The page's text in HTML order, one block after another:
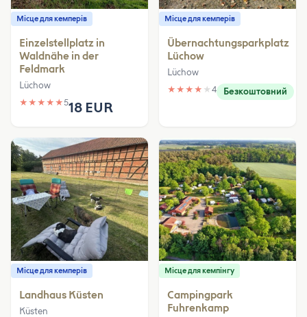
Місце для кемперів
Einzelstellplatz in
Waldnähe in der
Feldmark
Lüchow
★ ★ ★ ★ ★518 EUR
Місце для кемперів
Übernachtungsparkplatz
Lüchow
Lüchow
★ ★ ★ ★ ★ 4 Безкоштовний
Місце для кемперів
Landhaus Küsten
Küsten
Місце для кемпінгу
Campingpark
Fuhrenkamp